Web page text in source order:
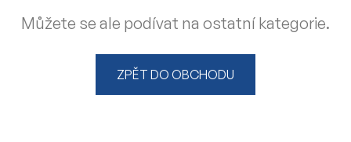
Můžete se ale podívat na ostatní kategorie.
ZPĚT DO OBCHODU